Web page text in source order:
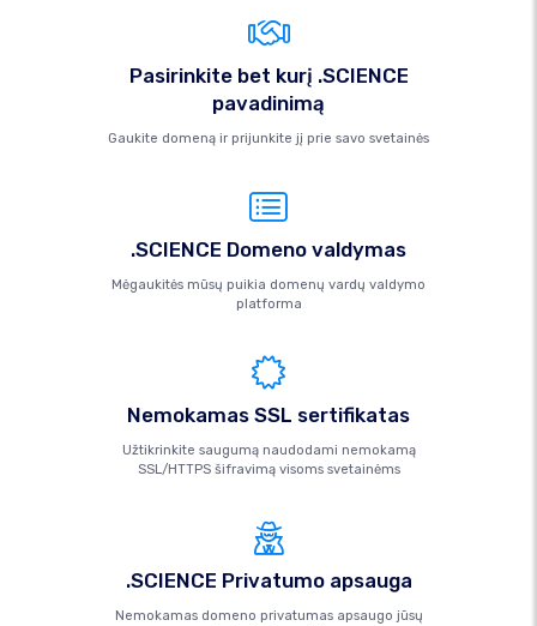
Pasirinkite bet kurį .SCIENCE
pavadinimą
Gaukite domeną ir prijunkite jį prie savo svetainės
.SCIENCE Domeno valdymas
Mėgaukitės mūsų puikia domenų vardų valdymo
platforma
Nemokamas SSL sertifikatas
Užtikrinkite saugumą naudodami nemokamą
SSL/HTTPS šifravimą visoms svetainėms
.SCIENCE Privatumo apsauga
Nemokamas domeno privatumas apsaugo jūsų